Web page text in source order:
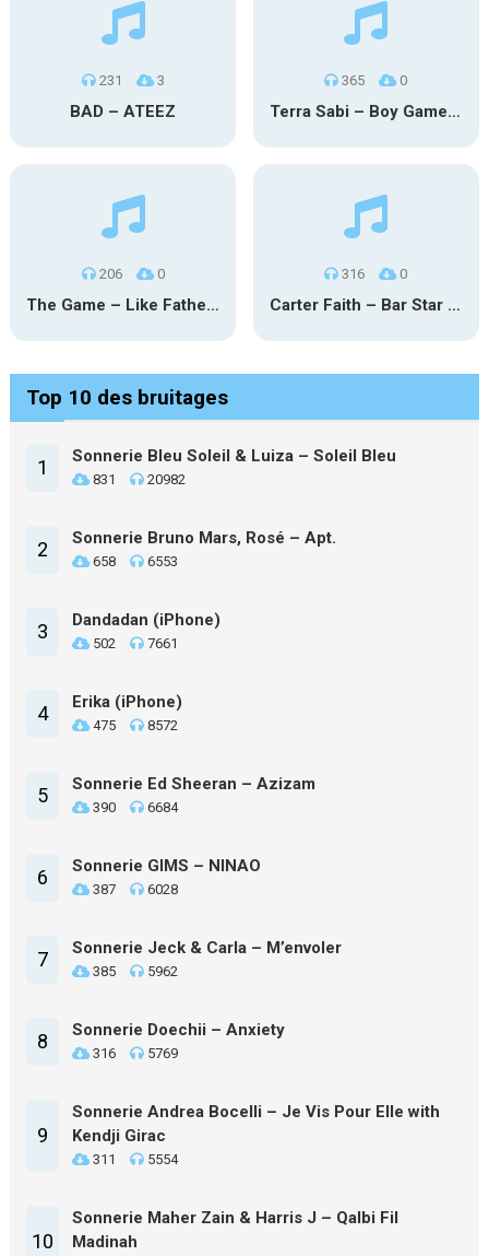
231 3
BAD – ATEEZ
365 0
Terra Sabi – Boy Game X Marcia Cruz
206 0
The Game – Like Father Like Daughter
316 0
Carter Faith – Bar Star Vevo
Top 10 des bruitages
1 Sonnerie Bleu Soleil & Luiza – Soleil Bleu
831 20982
2 Sonnerie Bruno Mars, Rosé – Apt.
658 6553
3 Dandadan (iPhone)
502 7661
4 Erika (iPhone)
475 8572
5 Sonnerie Ed Sheeran – Azizam
390 6684
6 Sonnerie GIMS – NINAO
387 6028
7 Sonnerie Jeck & Carla – M’envoler
385 5962
8 Sonnerie Doechii – Anxiety
316 5769
9
Sonnerie Andrea Bocelli – Je Vis Pour Elle with
Kendji Girac
311 5554
10
Sonnerie Maher Zain & Harris J – Qalbi Fil
Madinah